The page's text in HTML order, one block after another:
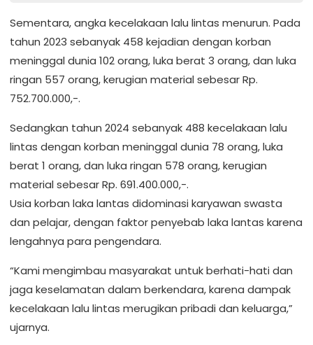
Sementara, angka kecelakaan lalu lintas menurun. Pada
tahun 2023 sebanyak 458 kejadian dengan korban
meninggal dunia 102 orang, luka berat 3 orang, dan luka
ringan 557 orang, kerugian material sebesar Rp.
752.700.000,-.
Sedangkan tahun 2024 sebanyak 488 kecelakaan lalu
lintas dengan korban meninggal dunia 78 orang, luka
berat 1 orang, dan luka ringan 578 orang, kerugian
material sebesar Rp. 691.400.000,-.
Usia korban laka lantas didominasi karyawan swasta
dan pelajar, dengan faktor penyebab laka lantas karena
lengahnya para pengendara.
“Kami mengimbau masyarakat untuk berhati-hati dan
jaga keselamatan dalam berkendara, karena dampak
kecelakaan lalu lintas merugikan pribadi dan keluarga,”
ujarnya.